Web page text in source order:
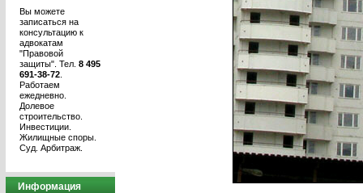
Вы можете
записаться на
консультацию к
адвокатам
"Правовой
защиты". Тел. 8 495
691-38-72
Работаем
ежедневно.
Долевое
строительство.
Инвестиции.
Жилищные споры.
Суд. Арбитраж.
Информация